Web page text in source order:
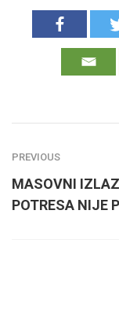
PREVIOUS
MASOVNI
POTRESA NIJE